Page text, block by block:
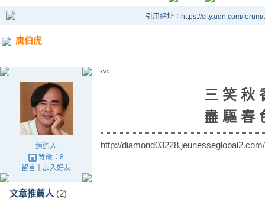
引用網址：https://city.udn.com/
唐伯虎
逍遙人
等級：8
留言｜ 加入好友
文章推薦人 (2)
^^
三 笑 秋
盡 驅 春
http://